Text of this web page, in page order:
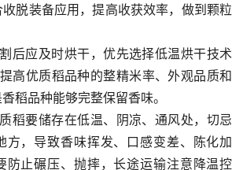
脱装备应用，提高收获效率，做到颗粒
后应及时烘干，优先选择低温烘干技术
高优质稻品种的整精米率、外观品质和
稻品种能够完整保留香味。
稻要储存在低温、阴凉、通风处，切忌
方，导致香味挥发、口感变差、陈化加
防止碾压、抛摔，长途运输注意降温控